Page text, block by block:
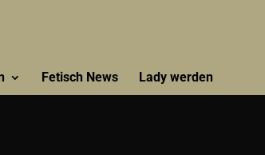
Fetisch News Lady werden